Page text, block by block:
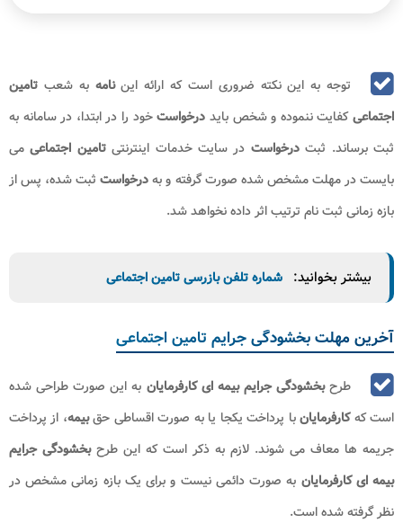
توجه به این نکته ضروری است که ارائه ایننامه به شعب تامین
اجتماعیکفایت ننموده و شخص باید درخواستخود را در ابتدا، در سامانه به
ثبت برساند. ثبتدرخواست در سایت خدمات اینترنتیتامین اجتماعیمی
بایست در مهلت مشخص شده صورت گرفته و بهدرخواست ثبت شده، پس از
بازه زمانی ثبت نام ترتیب اثر داده نخواهد شد.
بیشتر بخوانید: شماره تلفن بازرسی تامین اجتماعی
آخرین مهلت بخشودگی جرایم تامین اجتماعی
طرحبخشودگی جرایم بیمه‌ ای کارفرمایان به این صورت طراحی شده
است کهکارفرمایانبا پرداخت یکجا یا به صورت اقساطی حقبیمه، از پرداخت
جریمه‌ ها معاف می‌ شوند. لازم به ذکر است که این طرحبخشودگی جرایم
بیمه‌ ای کارفرمایان به صورت دائمی نیست و برای یک بازه زمانی مشخص در
نظر گرفته شده است.